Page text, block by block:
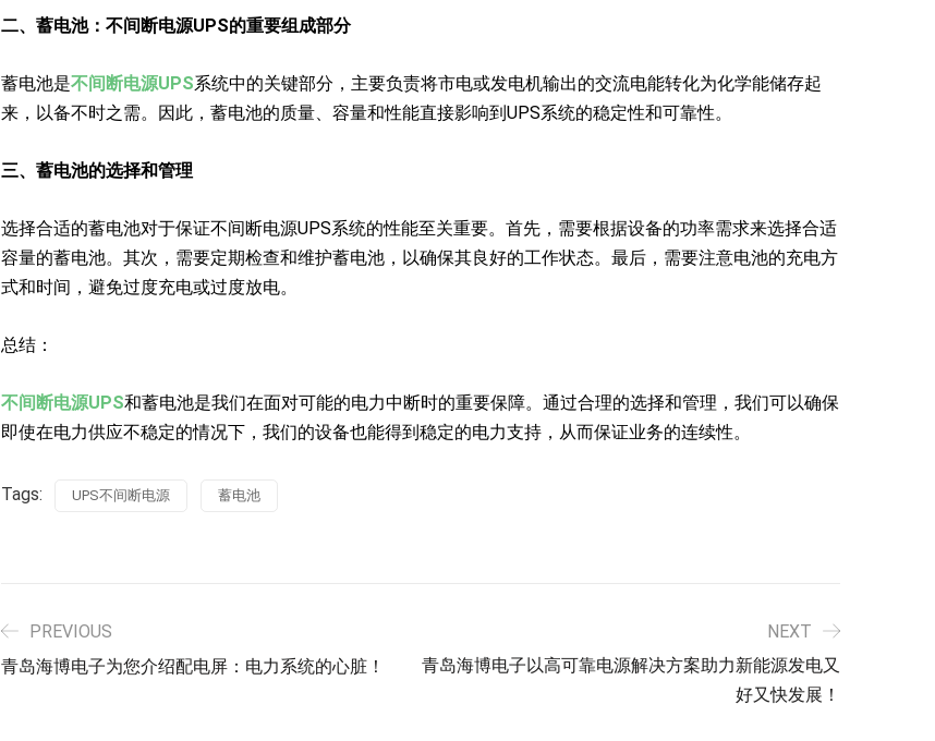
二、蓄电池：不间断电源UPS的重要组成部分
蓄电池是不间断电源UPS系统中的关键部分，主要负责将市电或发电机输出的交流电能转化为化学能储存起
来，以备不时之需。因此，蓄电池的质量、容量和性能直接影响到UPS系统的稳定性和可靠性。
三、蓄电池的选择和管理
选择合适的蓄电池对于保证不间断电源UPS系统的性能至关重要。首先，需要根据设备的功率需求来选择合适
容量的蓄电池。其次，需要定期检查和维护蓄电池，以确保其良好的工作状态。最后，需要注意电池的充电方
式和时间，避免过度充电或过度放电。
总结：
不间断电源UPS和蓄电池是我们在面对可能的电力中断时的重要保障。通过合理的选择和管理，我们可以确保
即使在电力供应不稳定的情况下，我们的设备也能得到稳定的电力支持，从而保证业务的连续性。
Tags: UPS不间断电源 蓄电池
PREVIOUS
青岛海博电子为您介绍配电屏：电力系统的心脏！
NEXT
青岛海博电子以高可靠电源解决方案助力新能源发电又
好又快发展！